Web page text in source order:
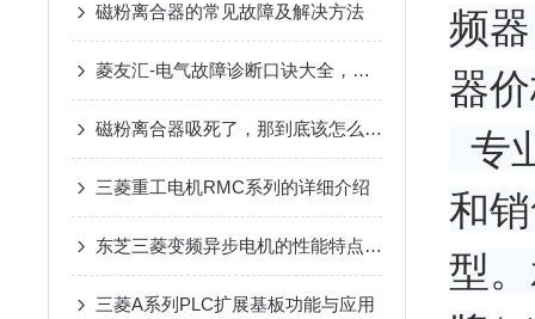
磁粉离合器的常见故障及解决方法
菱友汇-电气故障诊断口诀大全，太棒了！
磁粉离合器吸死了，那到底该怎么解决呢？
三菱重工电机RMC系列的详细介绍
东芝三菱变频异步电机的性能特点及广泛应用
三菱A系列PLC扩展基板功能与应用
频
器
专
和
型